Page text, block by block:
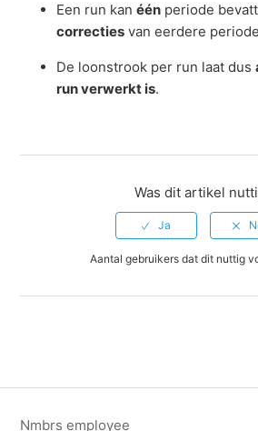
Een run kanéén periode
correcties van eerdere
De loonstrook per run laat dus
run verwerkt is.
Was dit artikel
Aantal gebruikers dat dit nuttig
Nmbrs employee